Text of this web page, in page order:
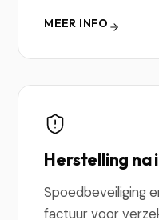
MEER INFO
Herstelling na
Spoedbeveiliging
factuur voor